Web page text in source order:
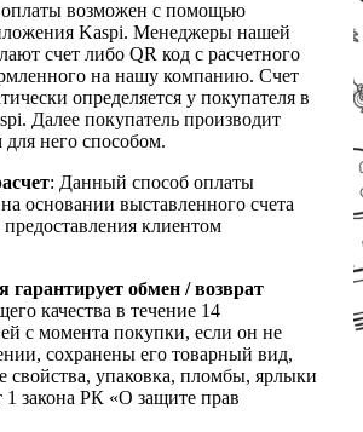
возможен с помощью
Kaspi. Менеджеры нашей
счет либо QR код с расчетного
на нашу компанию. Счет
определяется у покупателя в
Далее покупатель производит
него способом.
: Данный способ оплаты
основании выставленного счета
клиентом
обмен / возврат
качества в течение 14
с момента покупки, если он не
сохранены его товарный вид,
свойства, упаковка, пломбы, ярлыки
1 закона РК «О защите прав